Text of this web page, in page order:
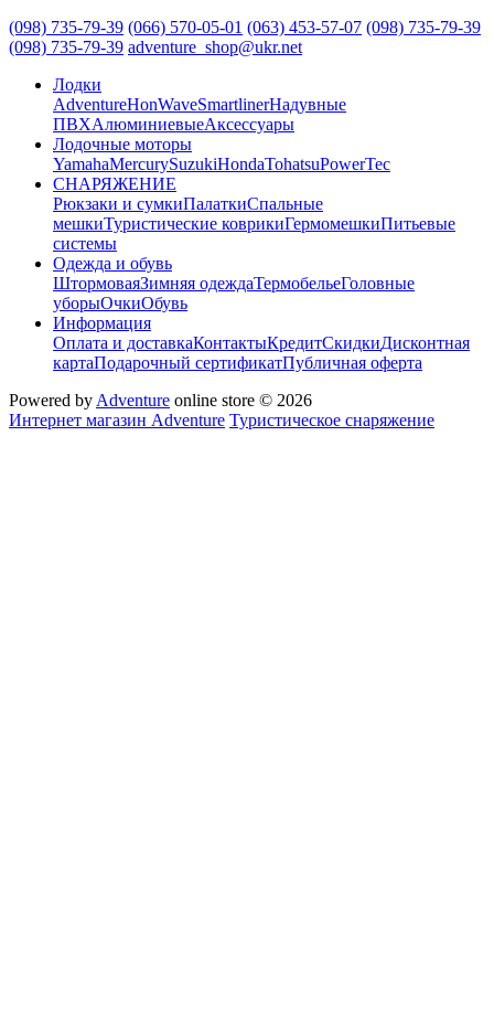
(098) 735-79-39 (066) 570-05-01 (063) 453-57-07 (098) 735-79-39
(098) 735-79-39 adventure_shop@ukr.net
Лодки
AdventureHonWaveSmartlinerНадувные
ПВХАлюминиевыеАксессуары
Лодочные моторы
YamahaMercurySuzukiHondaTohatsuPowerTec
СНАРЯЖЕНИЕ
Рюкзаки и сумкиПалаткиСпальные
мешкиТуристические коврикиГермомешкиПитьевые
системы
Одежда и обувь
ШтормоваяЗимняя одеждаТермобельеГоловные
уборыОчкиОбувь
Информация
Оплата и доставкаКонтактыКредитСкидкиДисконтная
картаПодарочный сертификатПубличная оферта
Powered by Adventure online store © 2026
Интернет магазин Adventure Туристическое снаряжение